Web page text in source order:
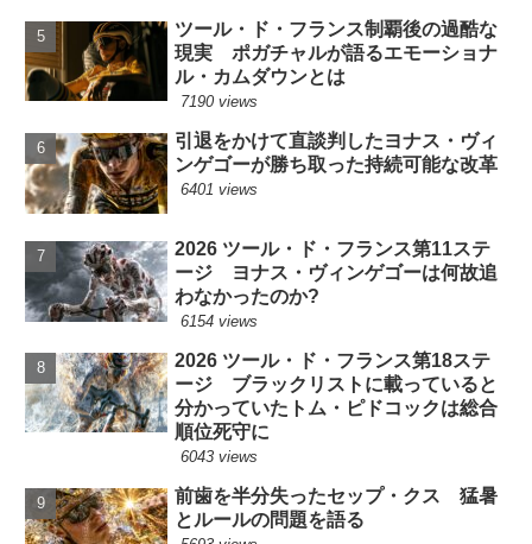
ツール・ド・フランス制覇後の過酷な
現実 ポガチャルが語るエモーショナ
ル・カムダウンとは
7190 views
引退をかけて直談判したヨナス・ヴィ
ンゲゴーが勝ち取った持続可能な改革
6401 views
2026 ツール・ド・フランス第11ステ
ージ ヨナス・ヴィンゲゴーは何故追
わなかったのか?
6154 views
2026 ツール・ド・フランス第18ステ
ージ ブラックリストに載っていると
分かっていたトム・ピドコックは総合
順位死守に
6043 views
前歯を半分失ったセップ・クス 猛暑
とルールの問題を語る